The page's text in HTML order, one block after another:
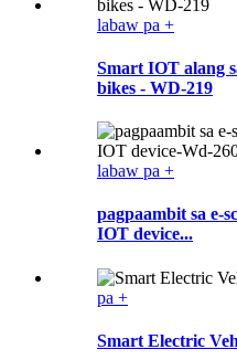
labaw pa +
Smart IOT alang
bikes - WD-219
labaw pa +
pagpaambit sa e-
IOT device...
pa +
Smart Electric